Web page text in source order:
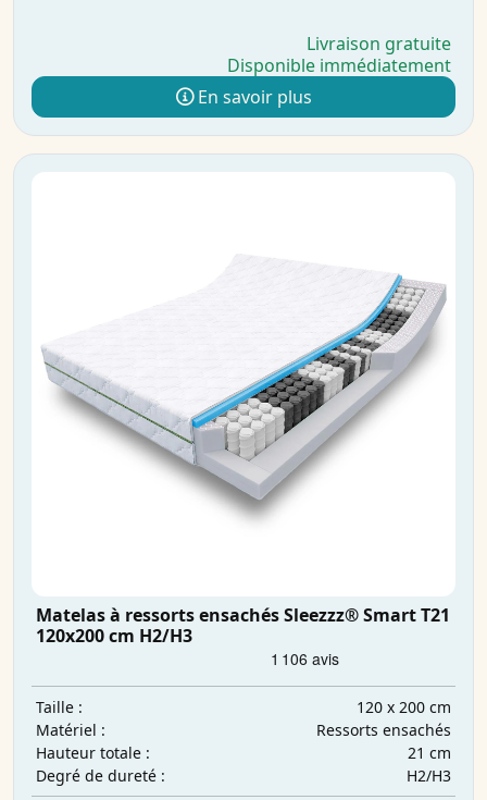
Livraison gratuite
Disponible immédiatement
En savoir plus
Matelas à ressorts ensachés Sleezzz® Smart T21
120x200 cm H2/H3
Taille :
120 x 200 cm
Matériel :
Ressorts ensachés
Hauteur totale :
21 cm
Degré de dureté :
H2/H3